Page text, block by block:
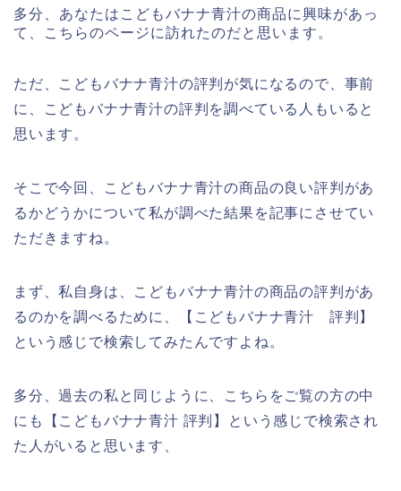
多分、あなたはこどもバナナ青汁の商品に興味があっ
て、こちらのページに訪れたのだと思います。
ただ、こどもバナナ青汁の評判が気になるので、事前
に、こどもバナナ青汁の評判を調べている人もいると
思います。
そこで今回、こどもバナナ青汁の商品の良い評判があ
るかどうかについて私が調べた結果を記事にさせてい
ただきますね。
まず、私自身は、こどもバナナ青汁の商品の評判があ
るのかを調べるために、【こどもバナナ青汁 評判】
という感じで検索してみたんですよね。
多分、過去の私と同じように、こちらをご覧の方の中
にも【こどもバナナ青汁 評判】という感じで検索され
た人がいると思います、